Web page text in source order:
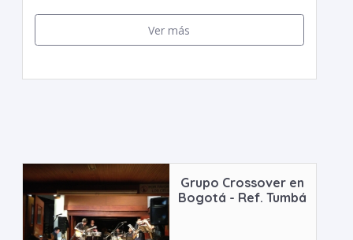
Ver más
Grupo Crossover en
Bogotá - Ref. Tumbá